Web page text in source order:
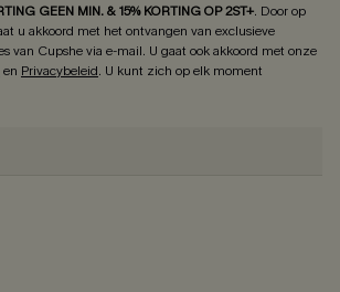
GEEN MIN. & 15% KORTING OP 2ST+. Door op
u akkoord met het ontvangen van exclusieve
van Cupshe via e-mail. U gaat ook akkoord met onze
en Privacybeleid. U kunt zich op elk moment